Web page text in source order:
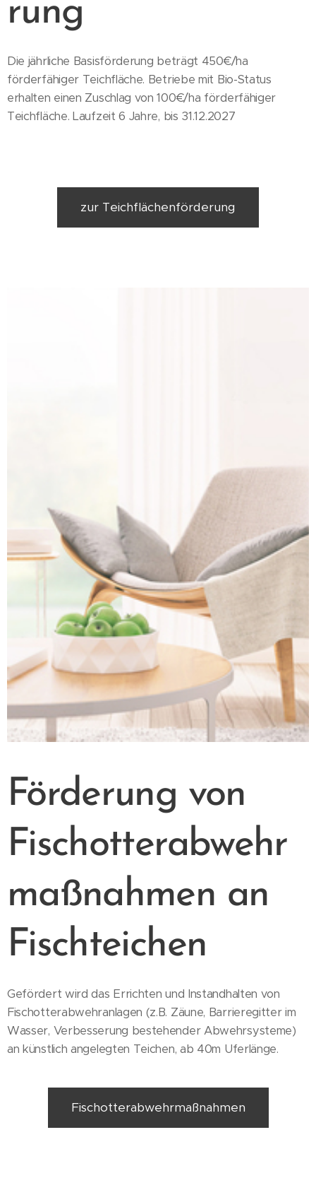
rung
Die jährliche Basisförderung beträgt 450€/ha
förderfähiger Teichfläche. Betriebe mit Bio-Status
erhalten einen Zuschlag von 100€/ha förderfähiger
Teichfläche. Laufzeit 6 Jahre, bis 31.12.2027
zur Teichflächenförderung
Förderung von
Fischotterabwehr
maßnahmen an
Fischteichen
Gefördert wird das Errichten und Instandhalten von
Fischotterabwehranlagen (z.B. Zäune, Barrieregitter im
Wasser, Verbesserung bestehender Abwehrsysteme)
an künstlich angelegten Teichen, ab 40m Uferlänge.
Fischotterabwehrmaßnahmen